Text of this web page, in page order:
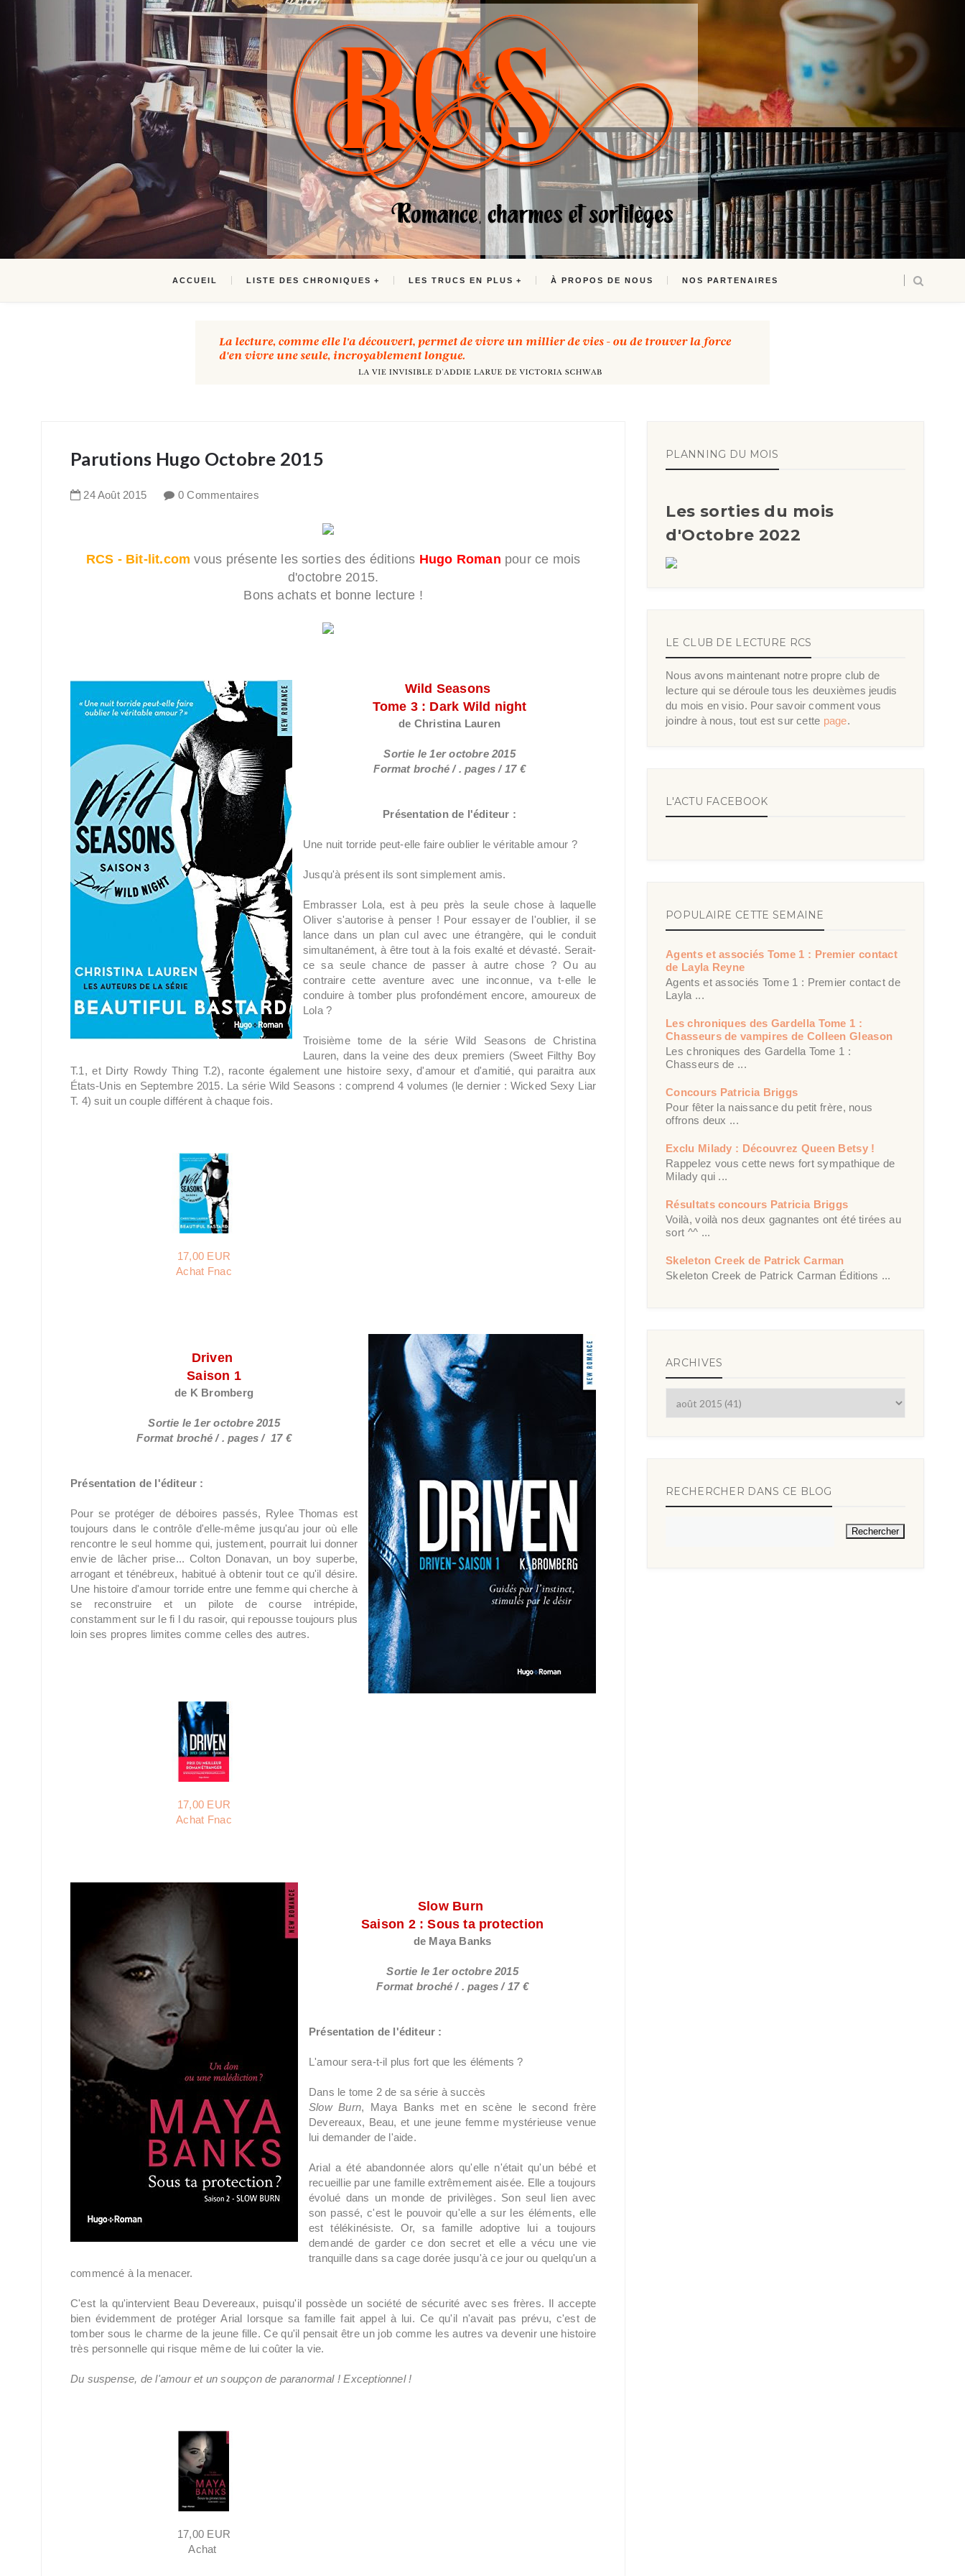
ACCUEIL LISTE DES CHRONIQUES LES TRUCS EN PLUS À PROPOS DE NOUS NOS PARTENAIRES
Parutions Hugo Octobre 2015
24Août 2015 0 Commentaires
RCS - Bit-lit.com vous présente les sorties des éditions Hugo Roman pour ce mois
d'octobre 2015.
Bons achats et bonne lecture !
Wild Seasons
Tome 3 : Dark Wild night
de Christina Lauren
Sortie le 1er octobre 2015
Format broché / . pages / 17 €
Présentation de l'éditeur :
Une nuit torride peut-elle faire oublier le véritable amour ?
Jusqu'à présent ils sont simplement amis.
Embrasser Lola, est à peu près la seule chose à laquelle
Oliver s'autorise à penser ! Pour essayer de l'oublier, il se
lance dans un plan cul avec une étrangère, qui le conduit
simultanément, à être tout à la fois exalté et dévasté. Serait-
ce sa seule chance de passer à autre chose ? Ou au
contraire cette aventure avec une inconnue, va t-elle le
conduire à tomber plus profondément encore, amoureux de
Lola ?
Troisième tome de la série Wild Seasons de Christina
Lauren, dans la veine des deux premiers (Sweet Filthy Boy
T.1, et Dirty Rowdy Thing T.2), raconte également une histoire sexy, d'amour et d'amitié, qui paraitra aux
États-Unis en Septembre 2015. La série Wild Seasons : comprend 4 volumes (le dernier : Wicked Sexy Liar
T. 4) suit un couple différent à chaque fois.
17,00 EUR
Achat Fnac
Driven
Saison 1
de K Bromberg
Sortie le 1er octobre 2015
Format broché / . pages / 17 €
Présentation de l'éditeur :
Pour se protéger de déboires passés, Rylee Thomas est
toujours dans le contrôle d'elle-même jusqu'au jour où elle
rencontre le seul homme qui, justement, pourrait lui donner
envie de lâcher prise... Colton Donavan, un boy superbe,
arrogant et ténébreux, habitué à obtenir tout ce qu'il désire.
Une histoire d'amour torride entre une femme qui cherche à
se reconstruire et un pilote de course intrépide,
constamment sur le fi l du rasoir, qui repousse toujours plus
loin ses propres limites comme celles des autres.
17,00 EUR
Achat Fnac
Slow Burn
Saison 2 : Sous ta protection
de Maya Banks
Sortie le 1er octobre 2015
Format broché / . pages / 17 €
Présentation de l'éditeur :
L'amour sera-t-il plus fort que les éléments ?
Dans le tome 2 de sa série à succès
Slow Burn, Maya Banks met en scène le second frère
Devereaux, Beau, et une jeune femme mystérieuse venue
lui demander de l'aide.
Arial a été abandonnée alors qu'elle n'était qu'un bébé et
recueillie par une famille extrêmement aisée. Elle a toujours
évolué dans un monde de privilèges. Son seul lien avec
son passé, c'est le pouvoir qu'elle a sur les éléments, elle
est télékinésiste. Or, sa famille adoptive lui a toujours
demandé de garder ce don secret et elle a vécu une vie
tranquille dans sa cage dorée jusqu'à ce jour ou quelqu'un a
commencé à la menacer.
C'est la qu'intervient Beau Devereaux, puisqu'il possède un société de sécurité avec ses frères. Il accepte
bien évidemment de protéger Arial lorsque sa famille fait appel à lui. Ce qu'il n'avait pas prévu, c'est de
tomber sous le charme de la jeune fille. Ce qu'il pensait être un job comme les autres va devenir une histoire
très personnelle qui risque même de lui coûter la vie.
Du suspense, de l'amour et un soupçon de paranormal ! Exceptionnel !
17,00 EUR
Achat
PLANNING DU MOIS
Les sorties du mois
d'Octobre 2022
LE CLUB DE LECTURE RCS
Nous avons maintenant notre propre club de
lecture qui se déroule tous les deuxièmes jeudis
du mois en visio. Pour savoir comment vous
joindre à nous, tout est sur cette page.
L'ACTU FACEBOOK
POPULAIRE CETTE SEMAINE
Agents et associés Tome 1 : Premier contact
de Layla Reyne
Agents et associés Tome 1 : Premier contact de
Layla ...
Les chroniques des Gardella Tome 1 :
Chasseurs de vampires de Colleen Gleason
Les chroniques des Gardella Tome 1 :
Chasseurs de ...
Concours Patricia Briggs
Pour fêter la naissance du petit frère, nous
offrons deux ...
Exclu Milady : Découvrez Queen Betsy !
Rappelez vous cette news fort sympathique de
Milady qui ...
Résultats concours Patricia Briggs
Voilà, voilà nos deux gagnantes ont été tirées au
sort ^^ ...
Skeleton Creek de Patrick Carman
Skeleton Creek de Patrick Carman Éditions ...
ARCHIVES
RECHERCHER DANS CE BLOG